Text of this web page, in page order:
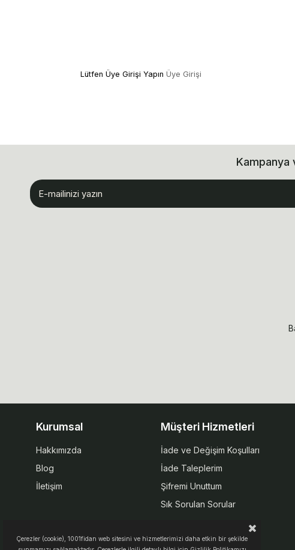
Lütfen Üye Girişi Yapın Üye Girişi
Kampanya
Kurumsal
Hakkımızda
Blog
İletişim
Müşteri Hizmetleri
İade ve Değişim Koşulları
İade Taleplerim
Şifremi Unuttum
Sık Sorulan Sorular
Çerezler (cookie), 1001fidan web sitesini ve hizmetlerimizi daha etkin bir şekilde